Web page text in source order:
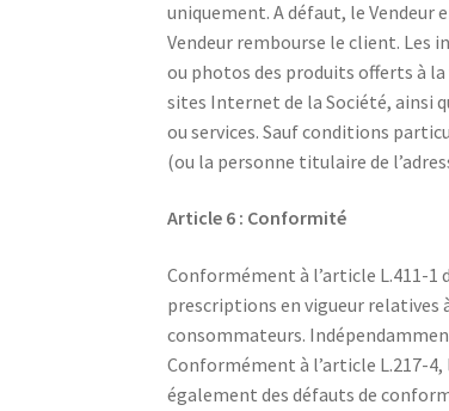
uniquement. A défaut, le Vendeur
Vendeur rembourse le client.
ou photos des produits offerts à la
sites Internet de la Société, ainsi
ou services. Sauf conditions
(ou la personne titulaire de
Article 6 : Conformité
Conformément à l’article L.411-1
prescriptions en vigueur relatives
consommateurs.
Conformément à l’article L.217-
également des défauts de